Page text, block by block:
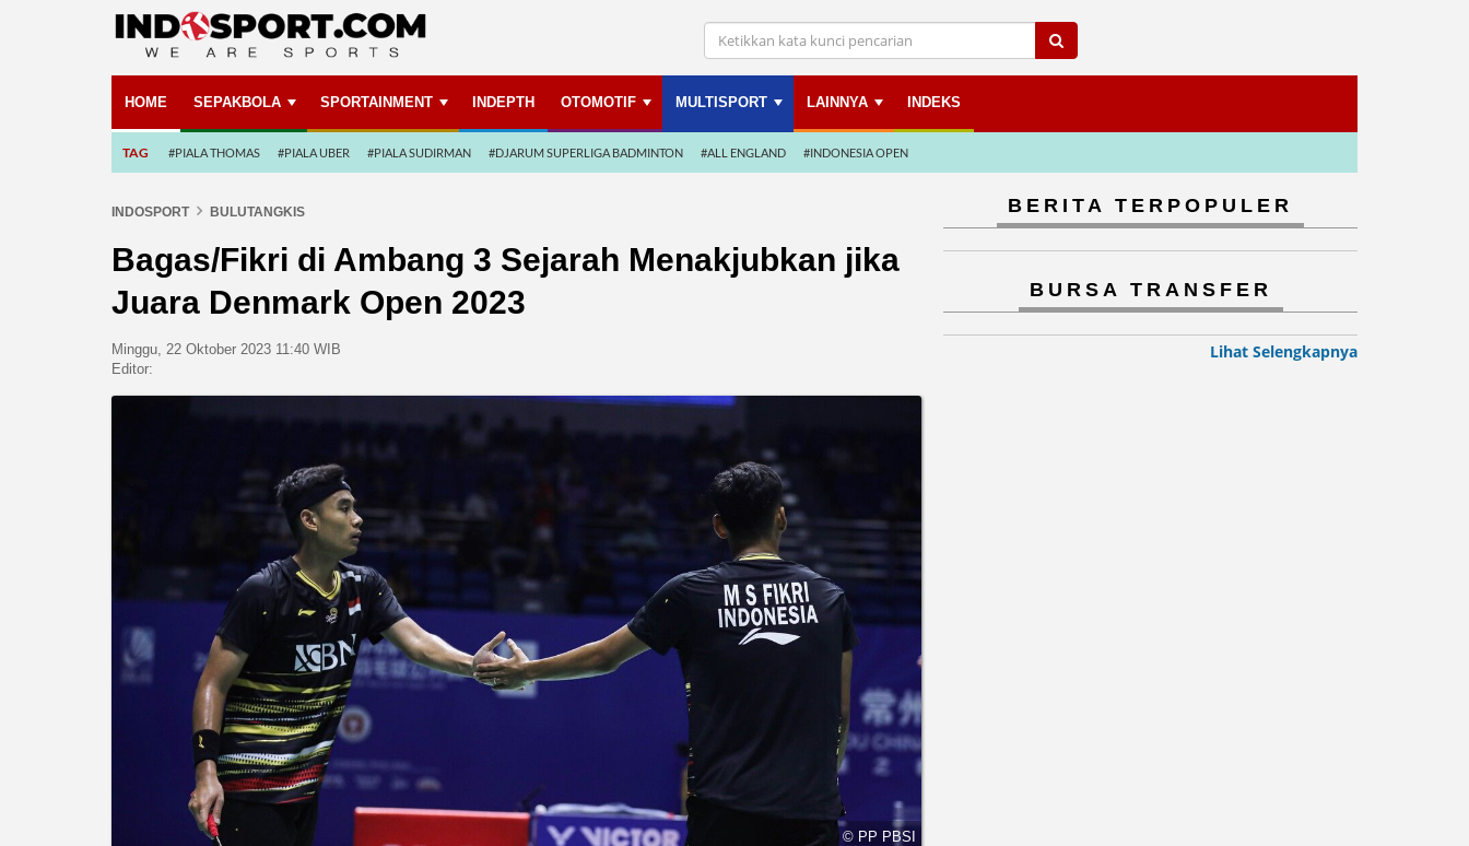
HOME SEPAKBOLA SPORTAINMENT INDEPTH OTOMOTIF MULTISPORT LAINNYA INDEKS
TAG #PIALA THOMAS #PIALA UBER #PIALA SUDIRMAN #DJARUM SUPERLIGA BADMINTON #ALL ENGLAND #INDONESIA OPEN
INDOSPORT BULUTANGKIS
Bagas/Fikri di Ambang 3 Sejarah Menakjubkan jika
Juara Denmark Open 2023
Minggu, 22 Oktober 2023 11:40 WIB
Editor:
© PP PBSI
BERITA TERPOPULER
BURSA TRANSFER
Lihat Selengkapnya